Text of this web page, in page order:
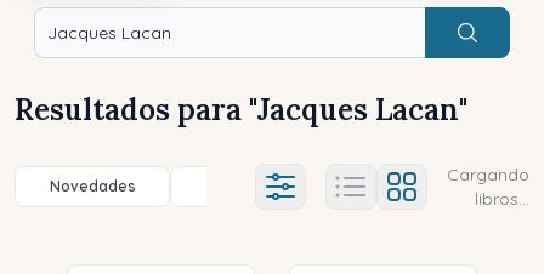
Buscar
Resultados para "Jacques Lacan"
Novedades Título (a-z) Título (z-a)
Ajustes abierto
Cargando
libros...